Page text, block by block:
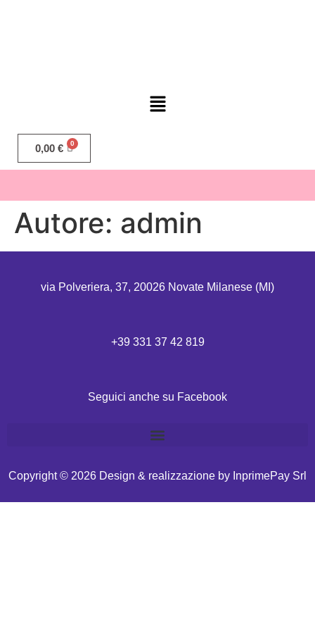
0,00 €
Autore: admin
via Polveriera, 37, 20026 Novate Milanese (MI)
+39 331 37 42 819
Seguici anche su Facebook
Copyright © 2026 Design & realizzazione by InprimePay Srl